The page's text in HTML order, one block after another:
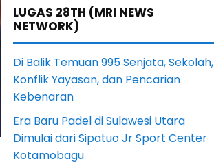
LUGAS 28TH (MRI NEWS
NETWORK)
Di Balik Temuan 995 Senjata, Sekolah,
Konflik Yayasan, dan Pencarian
Kebenaran
Era Baru Padel di Sulawesi Utara
Dimulai dari Sipatuo Jr Sport Center
Kotamobagu